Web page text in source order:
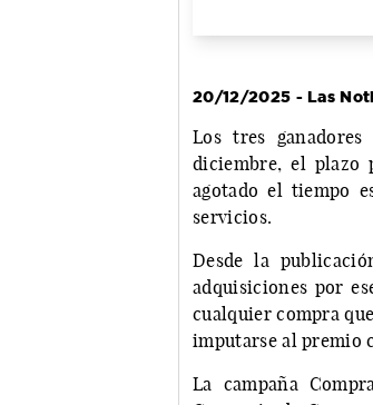
20/12/2025 - Las
Los tres
diciembre, el plazo
agotado el tiempo
servicios.
Desde la
adquisiciones por
cualquier compra
imputarse al premio
La campaña